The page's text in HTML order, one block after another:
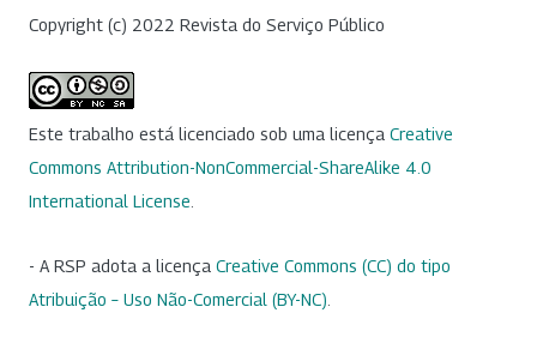
Copyright (c) 2022 Revista do Serviço Público
Este trabalho está licenciado sob uma licença Creative
Commons Attribution-NonCommercial-ShareAlike 4.0
International License
- A RSP adota a licença Creative Commons (CC) do tipo
Atribuição – Uso Não-Comercial (BY-NC)